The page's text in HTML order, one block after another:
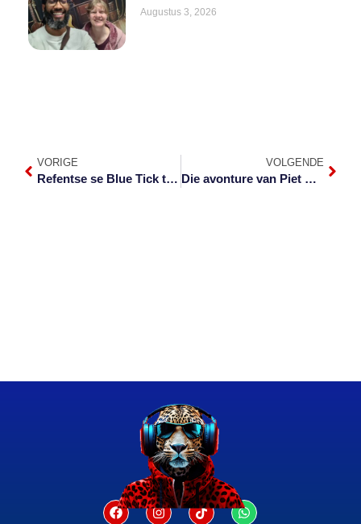
Augustus 3, 2026
VORIGE
Refentse se Blue Tick tops op Top 20
VOLGENDE
Die avonture van Piet Pompies eersdaags vrygestel